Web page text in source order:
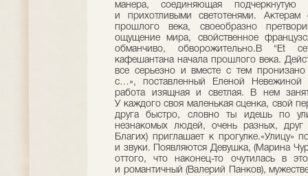
манера, соединяющая подчеркнутую
и прихотливыми светотенями. Актерам
прошлого века, своеобразно
ощущение мира, свойственное
обманчиво, обворожительно.В “Et
кафешантана начала прошлого века.
все серьезно и вместе с тем
с…», поставленный Еленой Невежиной
работа изящная и светлая. В нем
У каждого своя маленькая сценка, свой
друга быстро, словно ты идешь по
незнакомых людей, очень разных,
Благих) приглашает к прогулке.«Улицу»
и звуки. Появляются Девушка, (Марина
оттого, что наконец-то очутилась в
и романтичный (Валерий Панков),